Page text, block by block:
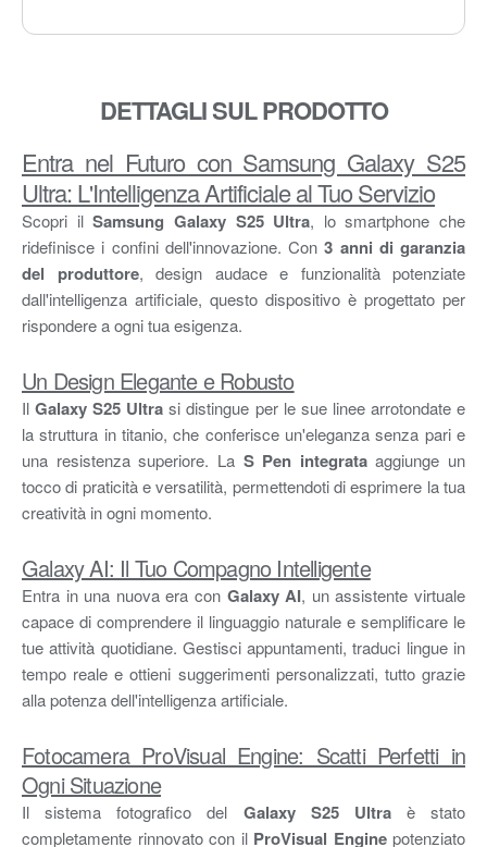
DETTAGLI SUL PRODOTTO
Entra nel Futuro con Samsung Galaxy S25
Ultra: L'Intelligenza Artificiale al Tuo Servizio
Scopri ilSamsung Galaxy S25 Ultra, lo smartphone che
ridefinisce i confini dell'innovazione. Con3 anni di garanzia
del produttore, design audace e funzionalità potenziate
dall'intelligenza artificiale, questo dispositivo è progettato per
rispondere a ogni tua esigenza.
Un Design Elegante e Robusto
IlGalaxy S25 Ultra si distingue per le sue linee arrotondate e
la struttura in titanio, che conferisce un'eleganza senza pari e
una resistenza superiore. La S Pen integrataaggiunge un
tocco di praticità e versatilità, permettendoti di esprimere la tua
creatività in ogni momento.
Galaxy AI: Il Tuo Compagno Intelligente
Entra in una nuova era con Galaxy AI, un assistente virtuale
capace di comprendere il linguaggio naturale e semplificare le
tue attività quotidiane. Gestisci appuntamenti, traduci lingue in
tempo reale e ottieni suggerimenti personalizzati, tutto grazie
alla potenza dell'intelligenza artificiale.
Fotocamera ProVisual Engine: Scatti Perfetti in
Ogni Situazione
Il sistema fotografico del Galaxy S25 Ultraè stato
completamente rinnovato con il ProVisual Enginepotenziato